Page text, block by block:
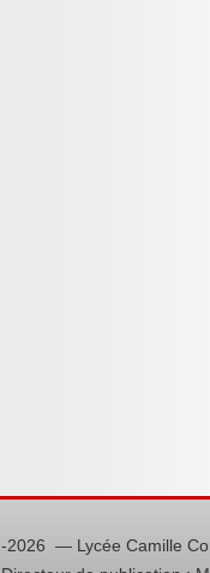
-2026 — Lycée Camille